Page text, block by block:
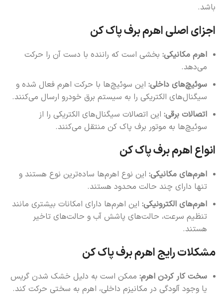
باشد.
اجزای اصلی اهرم برف پاک کن
اهرم مکانیکی: بخشی است که راننده با دست آن را حرکت
می‌دهد.
سوئیچ‌های داخلی: این سوئیچ‌ها با حرکت اهرم فعال شده و
سیگنال‌های الکتریکی را به سیستم برق خودرو ارسال می‌کنند.
اتصالات برقی: این اتصالات سیگنال‌های الکتریکی را از
سوئیچ‌ها به موتور برف پاک کن منتقل می‌کنند.
انواع اهرم برف پاک کن
اهرم‌های مکانیکی: این نوع اهرم‌ها ساده‌ترین نوع هستند و
تنها دارای چند حالت محدود هستند.
اهرم‌های الکترونیکی: این اهرم‌ها دارای امکانات بیشتری مانند
تنظیم سرعت، حالت‌های پاشش آب و حالت‌های تاخیر
هستند.
مشکلات رایج اهرم برف پاک کن
سخت کار کردن اهرم: ممکن است به دلیل خشک شدن گریس
یا وجود آلودگی در مکانیزم داخلی، اهرم به سختی حرکت کند.